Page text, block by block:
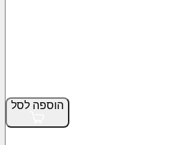
הוספה לסל